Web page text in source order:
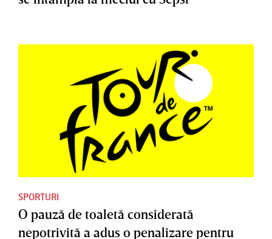
SPORTURI
O pauză de toaletă considerată
nepotrivită a adus o penalizare pentru